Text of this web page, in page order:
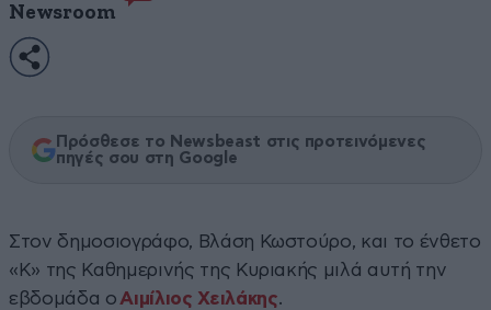
Newsroom
Πρόσθεσε το Newsbeast στις προτεινόμενες
πηγές σου στη Google
Στον δημοσιογράφο, Βλάση Κωστούρο, και το ένθετο
«Κ» της Καθημερινής της Κυριακής μιλά αυτή την
εβδομάδα ο Αιμίλιος Χειλάκης.